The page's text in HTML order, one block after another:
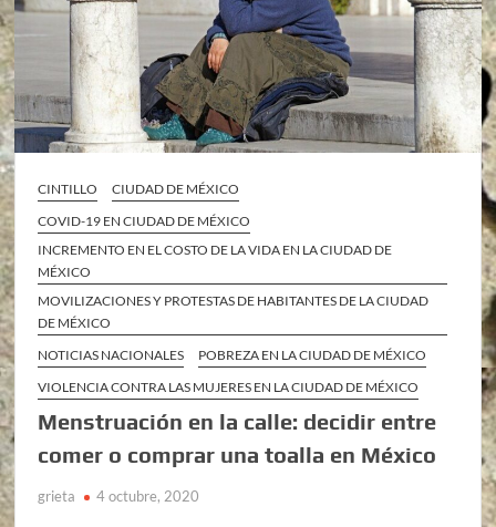
CINTILLO
CIUDAD DE MÉXICO
COVID-19 EN CIUDAD DE MÉXICO
INCREMENTO EN EL COSTO DE LA VIDA EN LA CIUDAD DE
MÉXICO
MOVILIZACIONES Y PROTESTAS DE HABITANTES DE LA CIUDAD
DE MÉXICO
NOTICIAS NACIONALES
POBREZA EN LA CIUDAD DE MÉXICO
VIOLENCIA CONTRA LAS MUJERES EN LA CIUDAD DE MÉXICO
Menstruación en la calle: decidir entre
comer o comprar una toalla en México
grieta 4 octubre, 2020